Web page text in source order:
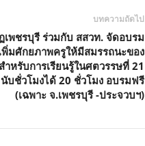
บทความถัดไป
เพชรบุรี ร่วมกับ สสวท. จัดอบรม
พิ่มศักยภาพครูให้มีสมรรถนะของ
หรับการเรียนรู้ในศตวรรษที่ 21
บชั่วโมงได้ 20 ชั่วโมง อบรมฟรี
(เฉพาะ จ.เพชรบุรี -ประจวบฯ)